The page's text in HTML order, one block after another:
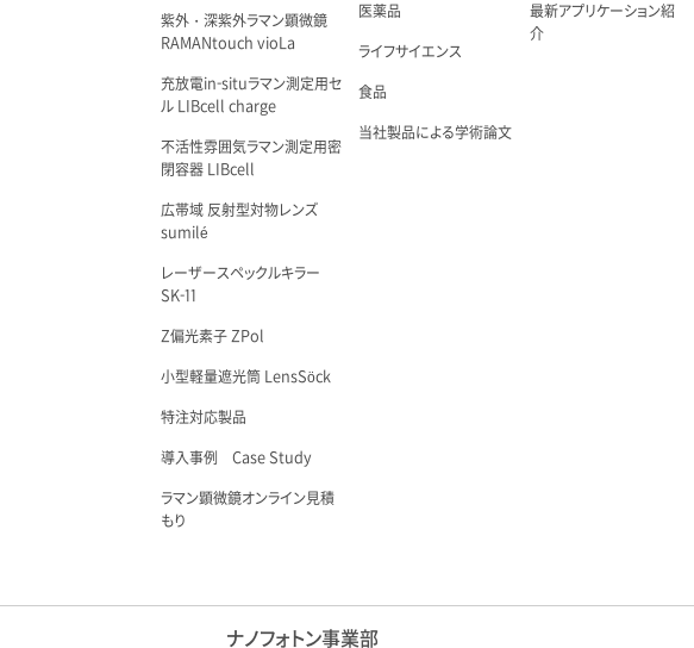
紫外・深紫外ラマン顕微鏡
RAMANtouch vioLa
充放電in-situラマン測定用セ
ル LIBcell charge
不活性雰囲気ラマン測定用密
閉容器 LIBcell
広帯域 反射型対物レンズ
sumilé
レーザースペックルキラー
SK-11
Z偏光素子 ZPol
小型軽量遮光筒 LensSöck
特注対応製品
導入事例 Case Study
ラマン顕微鏡オンライン見積
もり
医薬品
ライフサイエンス
食品
当社製品による学術論文
最新アプリケーション紹
介
ナノフォトン事業部